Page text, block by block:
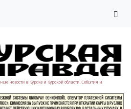
новости в Курске и Курской области. События и